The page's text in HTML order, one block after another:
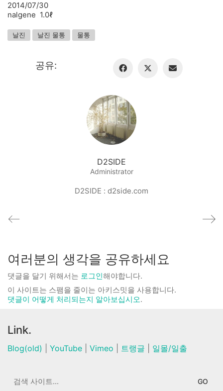
2014/07/30
nalgene 1.0ℓ
날진 날진 물통 물통
공유:
D2SIDE
Administrator
D2SIDE : d2side.com
여러분의 생각을 공유하세요
댓글을 달기 위해서는 로그인해야합니다.
이 사이트는 스팸을 줄이는 아키스밋을 사용합니다.
댓글이 어떻게 처리되는지 알아보십시오.
Link.
Blog(old) YouTube Vimeo 트랭글 일몰/일출
for: